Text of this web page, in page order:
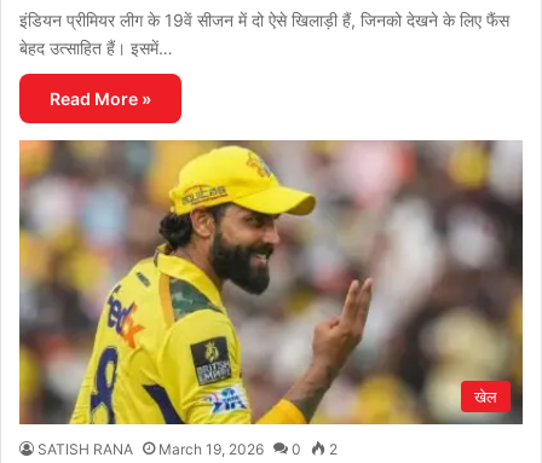
इंडियन प्रीमियर लीग के 19वें सीजन में दो ऐसे खिलाड़ी हैं, जिनको देखने के लिए फैंस
बेहद उत्साहित हैं। इसमें…
Read More »
खेल
SATISH RANA March 19, 2026 0 2